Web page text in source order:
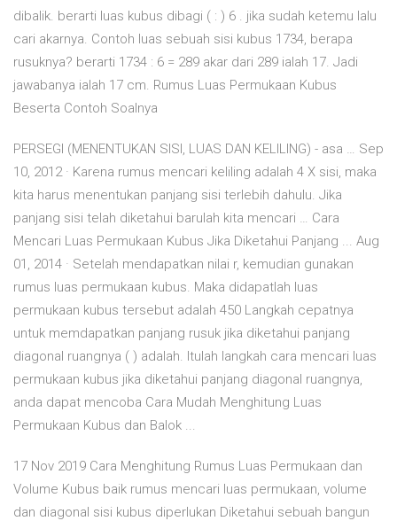
dibalik. berarti luas kubus dibagi ( : ) 6 . jika sudah ketemu lalu
cari akarnya. Contoh luas sebuah sisi kubus 1734, berapa
rusuknya? berarti 1734 : 6 = 289 akar dari 289 ialah 17. Jadi
jawabanya ialah 17 cm. Rumus Luas Permukaan Kubus
Beserta Contoh Soalnya
PERSEGI (MENENTUKAN SISI, LUAS DAN KELILING) - asa … Sep
10, 2012 · Karena rumus mencari keliling adalah 4 X sisi, maka
kita harus menentukan panjang sisi terlebih dahulu. Jika
panjang sisi telah diketahui barulah kita mencari … Cara
Mencari Luas Permukaan Kubus Jika Diketahui Panjang ... Aug
01, 2014 · Setelah mendapatkan nilai r, kemudian gunakan
rumus luas permukaan kubus. Maka didapatlah luas
permukaan kubus tersebut adalah 450 Langkah cepatnya
untuk memdapatkan panjang rusuk jika diketahui panjang
diagonal ruangnya ( ) adalah. Itulah langkah cara mencari luas
permukaan kubus jika diketahui panjang diagonal ruangnya,
anda dapat mencoba Cara Mudah Menghitung Luas
Permukaan Kubus dan Balok ...
17 Nov 2019 Cara Menghitung Rumus Luas Permukaan dan
Volume Kubus baik rumus mencari luas permukaan, volume
dan diagonal sisi kubus diperlukan Diketahui sebuah bangun